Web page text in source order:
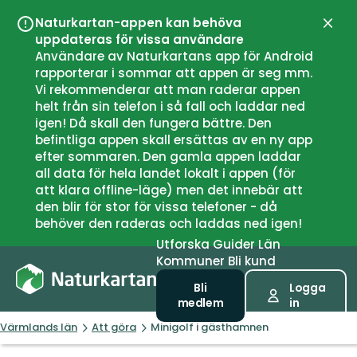
Naturkartan-appen kan behöva
uppdateras för vissa användare
Användare av Naturkartans app för Android
rapporterar i sommar att appen är seg mm.
Vi rekommenderar att man raderar appen
helt från sin telefon i så fall och laddar ned
igen! Då skall den fungera bättre. Den
befintliga appen skall ersättas av en ny app
efter sommaren. Den gamla appen laddar
all data för hela landet lokalt i appen (för
att klara offline-läge) men det innebär att
den blir för stor för vissa telefoner - då
behöver den raderas och laddas ned igen!
UtforskaGuiderLän
Kommuner Bli kund
Bli
medlem
Logga
in
Värmlands län Att göra Minigolf i gästhamnen